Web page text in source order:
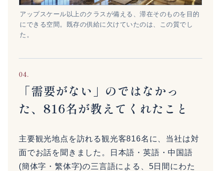
アップスケール以上のクラスが備える、滞在そのものを目的
にできる空間。既存の供給に欠けていたのは、この質でし
た。
04.
「需要がない」のではなかっ
た、816名が教えてくれたこと
主要観光地点を訪れる観光客816名に、当社は対
面でお話を聞きました。日本語・英語・中国語
(簡体字・繁体字)の三言語による、5日間にわた